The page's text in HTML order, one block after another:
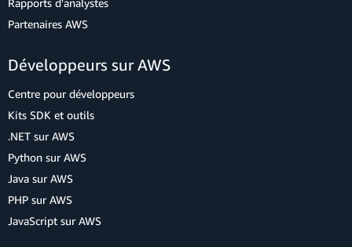
Rapports d'analystes
Partenaires AWS
Développeurs sur AWS
Centre pour développeurs
Kits SDK et outils
.NET sur AWS
Python sur AWS
Java sur AWS
PHP sur AWS
JavaScript sur AWS